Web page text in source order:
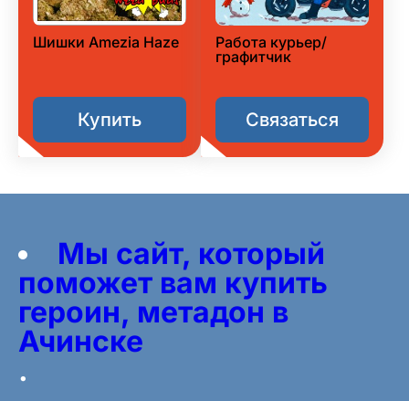
Шишки Amezia Haze
Купить
Работа курьер/
графитчик
Связаться
Мы сайт, который
поможет вам купить
героин, метадон в
Ачинске
.